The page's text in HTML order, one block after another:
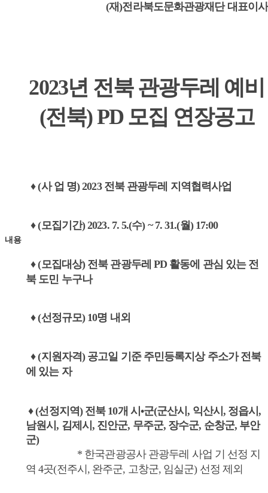
내용
(재)전라북도문화관광재단 대표이사
2023년 전북 관광두레 예비
(전북) PD 모집 연장공고
♦ (사 업 명) 2023 전북 관광두레 지역협력사업
♦ (모집기간) 2023. 7. 5.(수) ~ 7. 31.(월) 17:00
♦ (모집대상) 전북 관광두레 PD 활동에 관심 있는 전
북 도민 누구나
♦ (선정규모) 10명 내외
♦ (지원자격) 공고일 기준 주민등록지상 주소가 전북
에 있는 자
♦ (선정지역) 전북 10개 시•군(군산시, 익산시, 정읍시,
남원시, 김제시, 진안군, 무주군, 장수군, 순창군, 부안
군)
* 한국관광공사 관광두레 사업 기 선정 지
역 4곳(전주시, 완주군, 고창군, 임실군) 선정 제외